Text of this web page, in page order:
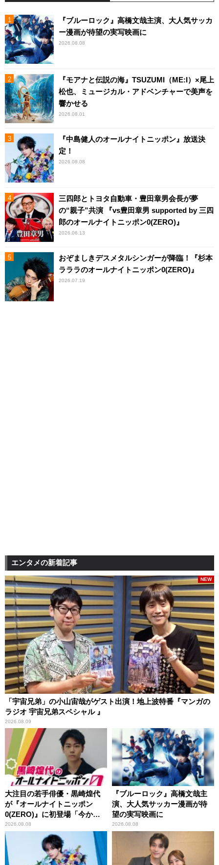
『ブルーロック』高橋文哉主演、大人気サッカ
ー漫画が待望の実写映画に
2026.08.08
『モアナと伝説の海』TSUZUMI（ME:I）×尾上
松也、ミュージカル・アドベンチャーで美声を
響かせる
2026.08.01
『中島健人のオールナイトニッポン』放送決
定！
2026.08.08
三四郎とトヨタ自動車・豊田章男会長が夢
の“親子”共演 『vs豊田章男 supported by 三四
郎のオールナイトニッポン0(ZERO)』
2026.06.13
おぞましきデスメタルシンガーが降臨！『杉本
ラララのオールナイトニッポン0(ZERO)』
2026.07.19
エンタメの新着記事
「宇宙兄弟」の小山宙哉がゲスト出演！地上波特番『マンガの
ラジオ 宇宙兄弟スペシャル 』
2026.08.09
NEW
大注目の若手俳優・黒崎煌代
が『オールナイトニッポン
0(ZERO)』に初登場「今から
とてもワクワクしておりま
す！」
2026.08.08
『ブルーロック』高橋文哉主
演、大人気サッカー漫画が待
望の実写映画に
2026.08.08